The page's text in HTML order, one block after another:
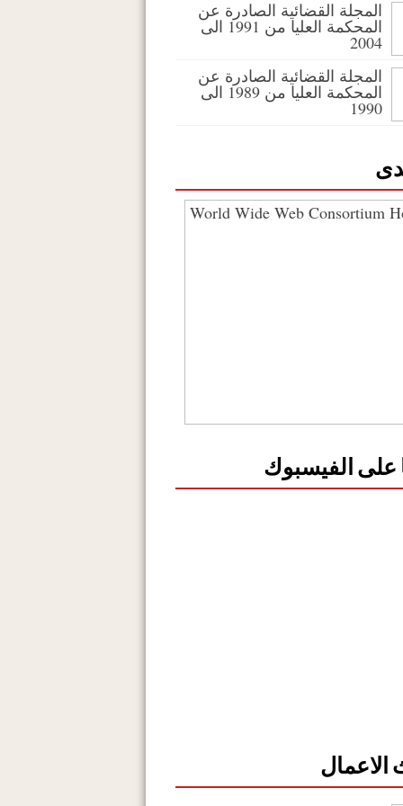
المجلة القضائية الصادرة عن
المحكمة العليا من 1991 الى
2004
المجلة القضائية الصادرة عن
المحكمة العليا من 1989 الى
1990
على الفيسبوك
الاعمال